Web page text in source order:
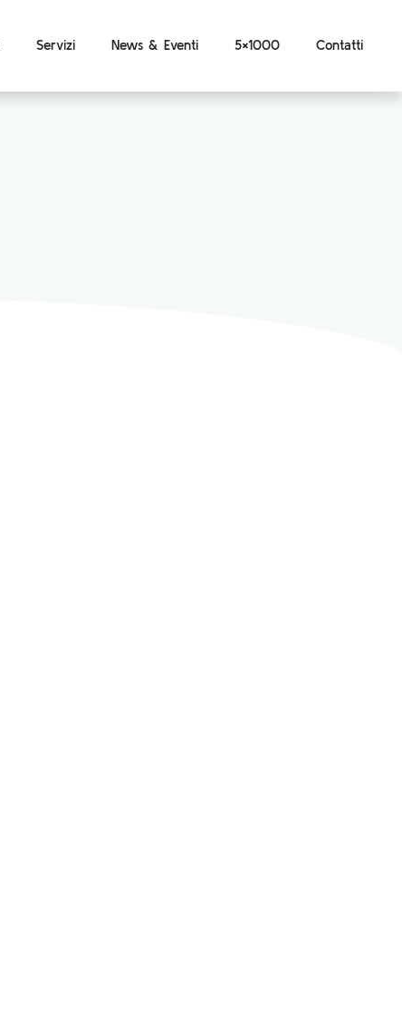
Servizi News & Eventi 5×1000 Contatti